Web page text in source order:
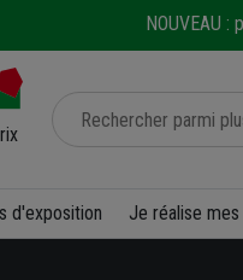
NOUVEAU :
d'exposition Je réalise